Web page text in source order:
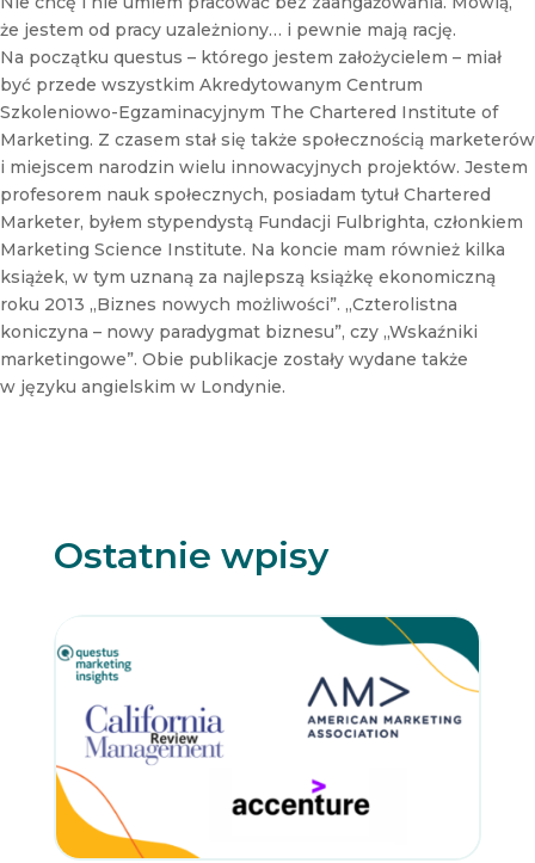
N
e
w
s
l
t
t
e
r
że jestem od pracy uzależniony… i pewnie mają rację.
Na początku questus – którego jestem założycielem – miał
być przede wszystkim Akredytowanym Centrum
Szkoleniowo-Egzaminacyjnym The Chartered Institute of
Marketing. Z czasem stał się także społecznością marketerów
i miejscem narodzin wielu innowacyjnych projektów. Jestem
profesorem nauk społecznych, posiadam tytuł Chartered
Marketer, byłem stypendystą Fundacji Fulbrighta, członkiem
Marketing Science Institute. Na koncie mam również kilka
książek, w tym uznaną za najlepszą książkę ekonomiczną
roku 2013 „Biznes nowych możliwości”. „Czterolistna
koniczyna – nowy paradygmat biznesu”, czy „Wskaźniki
marketingowe”. Obie publikacje zostały wydane także
w języku angielskim w Londynie.
Ostatnie wpisy